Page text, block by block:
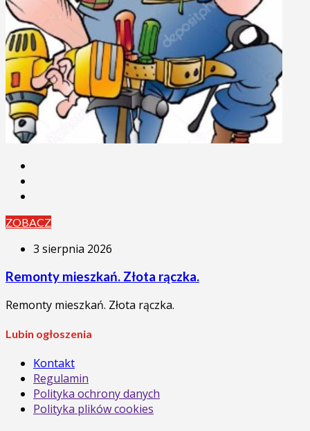
ZOBACZ
3 sierpnia 2026
Remonty mieszkań. Złota rączka.
Remonty mieszkań. Złota rączka.
Lubin ogłoszenia
Kontakt
Regulamin
Polityka ochrony danych
Polityka plików cookies